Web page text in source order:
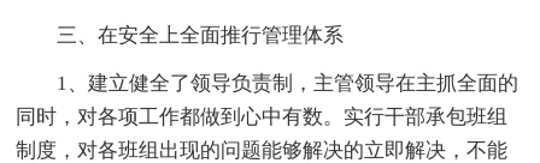
三、在安全上全面推行管理体系
1、建立健全了领导负责制，主管领导在主抓全面的
同时，对各项工作都做到心中有数。实行干部承包班组
制度，对各班组出现的问题能够解决的立即解决，不能